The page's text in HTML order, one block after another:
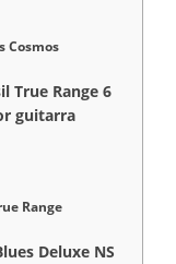
Cosmos
True Range 6
guitarra
Range
Deluxe NS